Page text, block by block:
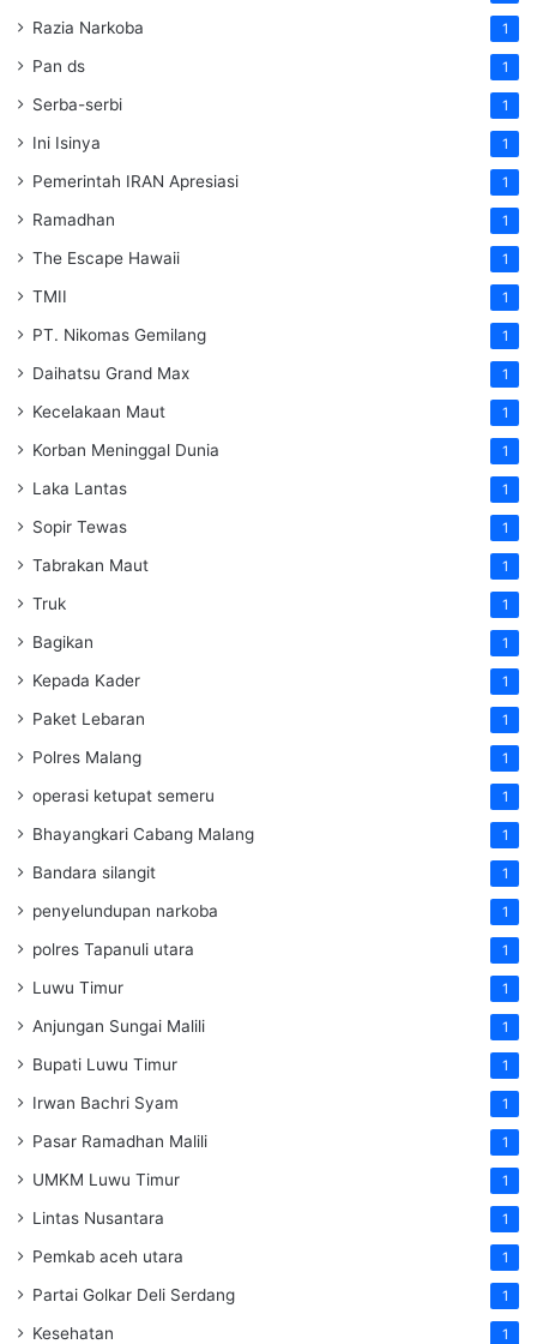
Razia Narkoba 1
Pan ds 1
Serba-serbi 1
Ini Isinya 1
Pemerintah IRAN Apresiasi 1
Ramadhan 1
The Escape Hawaii 1
TMII 1
PT. Nikomas Gemilang 1
Daihatsu Grand Max 1
Kecelakaan Maut 1
Korban Meninggal Dunia 1
Laka Lantas 1
Sopir Tewas 1
Tabrakan Maut 1
Truk 1
Bagikan 1
Kepada Kader 1
Paket Lebaran 1
Polres Malang 1
operasi ketupat semeru 1
Bhayangkari Cabang Malang 1
Bandara silangit 1
penyelundupan narkoba 1
polres Tapanuli utara 1
Luwu Timur 1
Anjungan Sungai Malili 1
Bupati Luwu Timur 1
Irwan Bachri Syam 1
Pasar Ramadhan Malili 1
UMKM Luwu Timur 1
Lintas Nusantara 1
Pemkab aceh utara 1
Partai Golkar Deli Serdang 1
Kesehatan 1